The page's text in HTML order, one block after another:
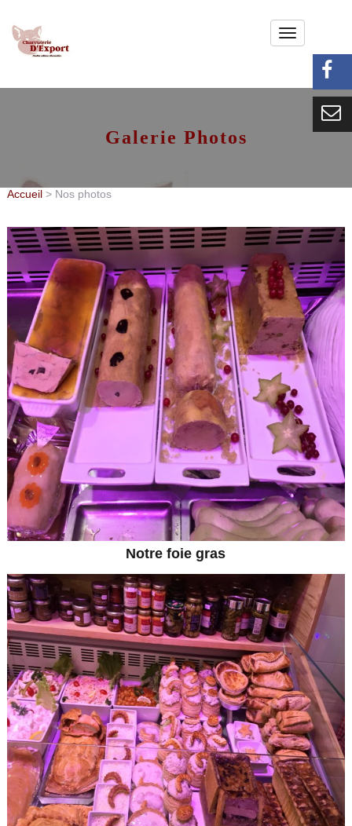
NOS CARTES
CHÈQUES CADEAUX
MÉDIA
Galerie Photos
Accueil> Nos photos
Notre foie gras